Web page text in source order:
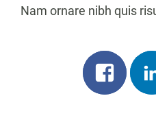
Nam ornare nibh quis
Share
on